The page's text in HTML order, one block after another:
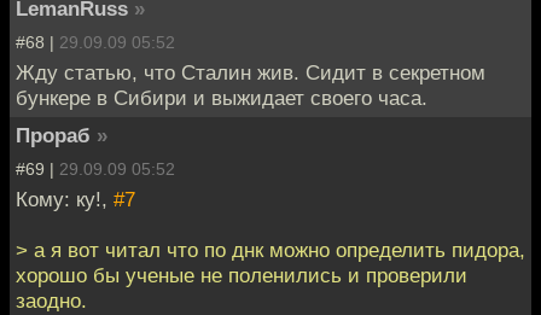
LemanRuss »
#68 | 29.09.09 05:52
Жду статью, что Сталин жив. Сидит в секретном
бункере в Сибири и выжидает своего часа.
Прораб »
#69 | 29.09.09 05:52
Кому: ку!, #7
> а я вот читал что по днк можно определить пидора,
хорошо бы ученые не поленились и проверили
заодно.